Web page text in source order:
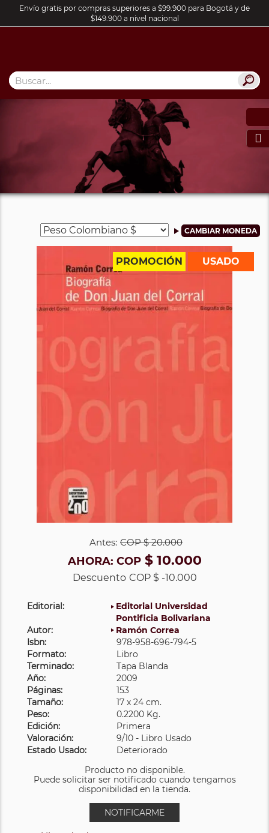
Envío gratis por compras superiores a $99.900 para Bogotá y de
$149.900 a nivel nacional

PROMOCIÓN USADO
Antes: COP$ 20.000
AHORA: COP$ 10.000
Descuento COP $ -10.000
Editorial:
Editorial Universidad
Pontificia Bolivariana
Autor:
Ramón Correa
Isbn:
978-958-696-794-5
Formato:
Libro
Terminado:
Tapa Blanda
Año:
2009
Páginas:
153
Tamaño:
17 x 24 cm.
Peso:
0.2200 Kg.
Edición:
Primera
Valoración:
9/10 - Libro Usado
Estado Usado:
Deteriorado
Producto no disponible.
Puede solicitar ser notificado cuando tengamos
disponibilidad en la tienda.
NOTIFICARME